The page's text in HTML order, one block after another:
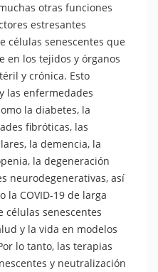
otras funciones
estresantes
células senescentes que
en los tejidos y órganos
y crónica. Esto
las enfermedades
la diabetes, la
fibróticas, las
la demencia, la
la degeneración
neurodegenerativas, así
la COVID-19 de larga
células senescentes
y la vida en modelos
lo tanto, las terapias
y neutralización